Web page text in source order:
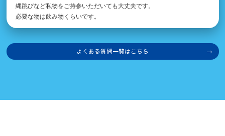
縄跳びなど私物をご持参いただいても大丈夫です。
必要な物は飲み物くらいです。
よくある質問一覧はこちら